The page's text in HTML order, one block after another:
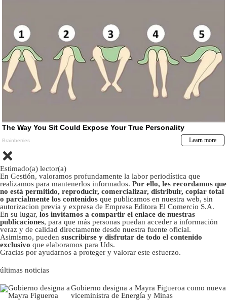
Estimado(a) lector(a)
En Gestión, valoramos profundamente la labor periodística que
realizamos para mantenerlos informados. Por ello, les recordamos que
no está permitido, reproducir, comercializar, distribuir, copiar total
o parcialmente los contenidos que publicamos en nuestra web, sin
autorizacion previa y expresa de Empresa Editora El Comercio S.A.
En su lugar, los invitamos a compartir el enlace de nuestras
publicaciones, para que más personas puedan acceder a información
veraz y de calidad directamente desde nuestra fuente oficial.
Asimismo, pueden suscribirse y disfrutar de todo el contenido
exclusivo que elaboramos para Uds.
Gracias por ayudarnos a proteger y valorar este esfuerzo.
últimas noticias
Gobierno designa a Mayra Figueroa como nueva
viceministra de Energía y Minas